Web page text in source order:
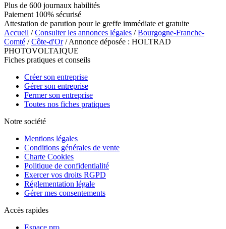
Plus de 600 journaux habilités
Paiement 100% sécurisé
Attestation de parution pour le greffe immédiate et gratuite
Accueil /Consulter les annonces légales /Bourgogne-Franche-
Comté /Côte-d'Or/ Annonce déposée : HOLTRAD
PHOTOVOLTAIQUE
Fiches pratiques et conseils
Créer son entreprise
Gérer son entreprise
Fermer son entreprise
Toutes nos fiches pratiques
Notre société
Mentions légales
Conditions générales de vente
Charte Cookies
Politique de confidentialité
Exercer vos droits RGPD
Réglementation légale
Gérer mes consentements
Accès rapides
Espace pro